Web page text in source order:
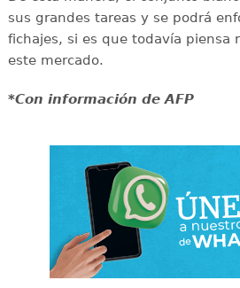
sus grandes tareas y se podrá
fichajes, si es que todavía piensa
este mercado.
*Con información de AFP